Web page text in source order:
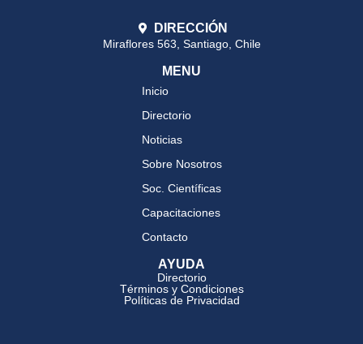
DIRECCIÓN
Miraflores 563, Santiago, Chile
MENU
Inicio
Directorio
Noticias
Sobre Nosotros
Soc. Científicas
Capacitaciones
Contacto
AYUDA
Directorio
Términos y Condiciones
Políticas de Privacidad